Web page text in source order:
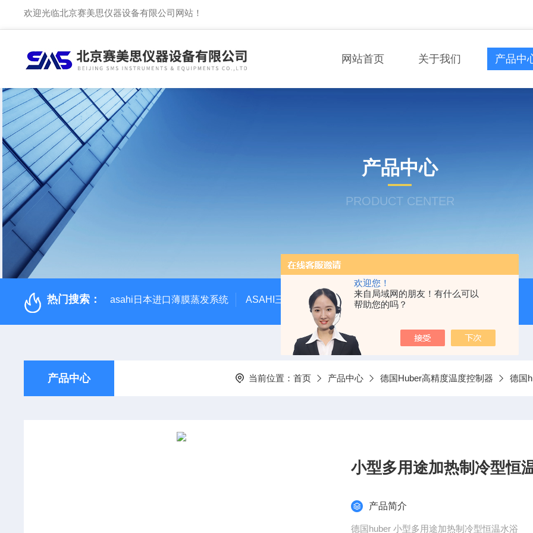
欢迎您！
来自局域网的朋友！有什么可以
帮助您的吗？
欢迎光临北京赛美思仪器设备有限公司网站！
网站首页 关于我们 产品中
产品中心
PRODUCT CENTER
热门搜索： asahi日本进口薄膜蒸发系统 ASAHI三夹套玻璃高压反应釜 PILOT VAP大型旋转蒸发仪
产品中心 当前位置：首页 产品中心 德国Huber高精度温度控制器 德国
小型多用途加热制冷型恒
产品简介
德国huber 小型多用途加热制冷型恒温水浴